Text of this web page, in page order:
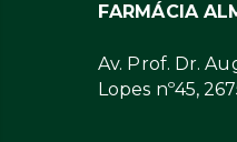
FARMÁCIA
Av. Prof. Dr.
Lopes nº45,